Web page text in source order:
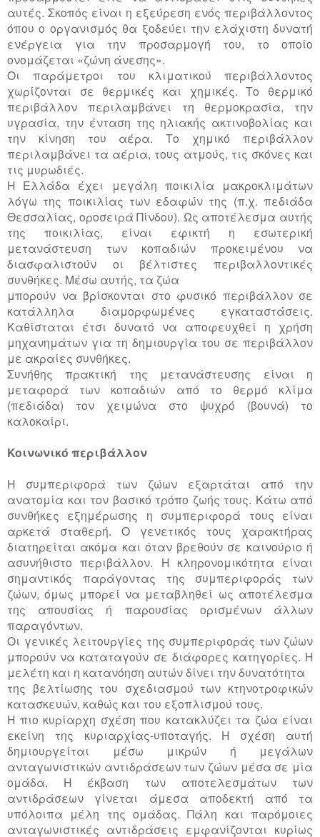
αυτές. Σκοπός είναι η εξεύρεση ενός περιβάλλοντος
όπου ο οργανισμός θα ξοδεύει την ελάχιστη δυνατή
ενέργεια για την προσαρμογή του, το οποίο
ονομάζεται «ζώνη άνεσης».
Οι παράμετροι του κλιματικού περιβάλλοντος
χωρίζονται σε θερμικές και χημικές. Το θερμικό
περιβάλλον περιλαμβάνει τη θερμοκρασία, την
υγρασία, την ένταση της ηλιακής ακτινοβολίας και
την κίνηση του αέρα. Το χημικό περιβάλλον
περιλαμβάνει τα αέρια, τους ατμούς, τις σκόνες και
τις μυρωδιές.
Η Ελλάδα έχει μεγάλη ποικιλία μακροκλιμάτων
λόγω της ποικιλίας των εδαφών της (π.χ. πεδιάδα
Θεσσαλίας, οροσειρά Πίνδου). Ως αποτέλεσμα αυτής
της ποικιλίας, είναι εφικτή η εσωτερική
μετανάστευση των κοπαδιών προκειμένου να
διασφαλιστούν οι βέλτιστες περιβαλλοντικές
συνθήκες. Μέσω αυτής, τα ζώα
μπορούν να βρίσκονται στο φυσικό περιβάλλον σε
κατάλληλα διαμορφωμένες εγκαταστάσεις.
Καθίσταται έτσι δυνατό να αποφευχθεί η χρήση
μηχανημάτων για τη δημιουργία του σε περιβάλλον
με ακραίες συνθήκες.
Συνήθης πρακτική της μετανάστευσης είναι η
μεταφορά των κοπαδιών από το θερμό κλίμα
(πεδιάδα) τον χειμώνα στο ψυχρό (βουνά) το
καλοκαίρι.
Κοινωνικό περιβάλλον
Η συμπεριφορά των ζώων εξαρτάται από την
ανατομία και τον βασικό τρόπο ζωής τους. Κάτω από
συνθήκες εξημέρωσης η συμπεριφορά τους είναι
αρκετά σταθερή. Ο γενετικός τους χαρακτήρας
διατηρείται ακόμα και όταν βρεθούν σε καινούριο ή
ασυνήθιστο περιβάλλον. Η κληρονομικότητα είναι
σημαντικός παράγοντας της συμπεριφοράς των
ζώων, όμως μπορεί να μεταβληθεί ως αποτέλεσμα
της απουσίας ή παρουσίας ορισμένων άλλων
παραγόντων.
Οι γενικές λειτουργίες της συμπεριφοράς των ζώων
μπορούν να καταταγούν σε διάφορες κατηγορίες. Η
μελέτη και η κατανόηση αυτών δίνει την δυνατότητα
της βελτίωσης του σχεδιασμού των κτηνοτροφικών
κατασκευών, καθώς και του εξοπλισμού τους.
Η πιο κυρίαρχη σχέση που κατακλύζει τα ζώα είναι
εκείνη της κυριαρχίας-υποταγής. Η σχέση αυτή
δημιουργείται μέσω μικρών ή μεγάλων
ανταγωνιστικών αντιδράσεων των ζώων μέσα σε μία
ομάδα. Η έκβαση των αποτελεσμάτων των
αντιδράσεων γίνεται άμεσα αποδεκτή από τα
υπόλοιπα μέλη της ομάδας. Πάλη και παρόμοιες
ανταγωνιστικές αντιδράσεις εμφανίζονται κυρίως